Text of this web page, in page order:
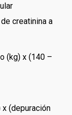
creatinina a
(kg) x (140 –
(depuración